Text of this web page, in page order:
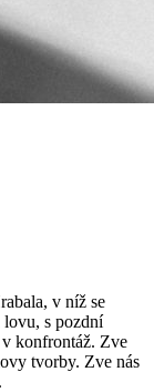
v níž se
lovu, s pozdní
konfrontáž. Zve
tvorby. Zve nás